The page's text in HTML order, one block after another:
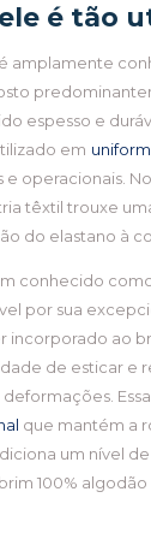
é tão
amplamente
espesso e
em
e operacionais.
têxtil trouxe
do elastano à
conhecido
por sua
incorporado ao
de esticar e
que mantém a
um nível
100%